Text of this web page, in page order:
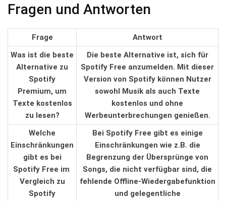
Fragen ⁢und‌ Antworten
Frage
Antwort
Was ist die beste
⁣Alternative zu
Spotify
Premium, um
Texte kostenlos
zu lesen?
Die beste Alternative‌ ist, sich für
Spotify Free ⁤anzumelden. Mit dieser
Version⁤ von⁢ Spotify können Nutzer
sowohl Musik ​als auch Texte
kostenlos und ohne⁤
Werbeunterbrechungen genießen.
Welche
Einschränkungen
gibt ⁢es bei
Spotify Free im ​
Vergleich zu
Spotify
Bei Spotify Free gibt​ es einige
⁣Einschränkungen wie z.B.‍ die‌
Begrenzung der Übersprünge von
Songs, die nicht ‍verfügbar sind, die
fehlende Offline-Wiedergabefunktion⁢
und gelegentliche